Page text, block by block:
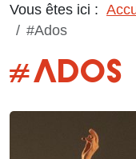
Vous êtes ici :
#Ados
#ADOS